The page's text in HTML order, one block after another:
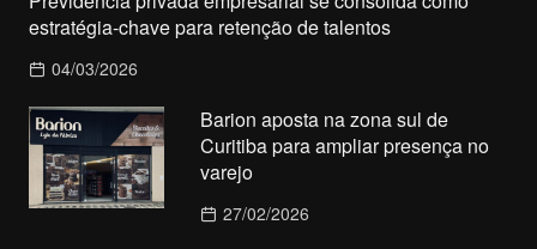
estratégia-chave para retenção de talentos
04/03/2026
Barion aposta na zona sul de
Curitiba para ampliar presença no
varejo
27/02/2026